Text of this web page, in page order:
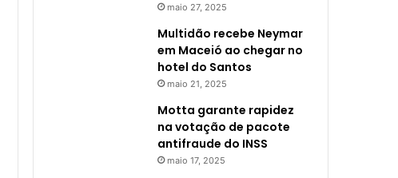
maio 27, 2025
Multidão recebe Neymar
em Maceió ao chegar no
hotel do Santos
maio 21, 2025
Motta garante rapidez
na votação de pacote
antifraude do INSS
maio 17, 2025